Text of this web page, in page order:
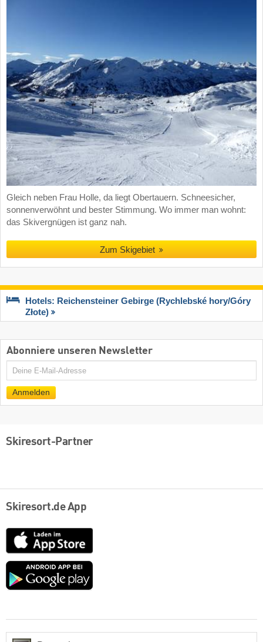
Gleich neben Frau Holle, da liegt Obertauern. Schneesicher,
sonnenverwöhnt und bester Stimmung. Wo immer man wohnt:
das Skivergnügen ist ganz nah.
Zum Skigebiet
Hotels: Reichensteiner Gebirge (Rychlebské hory/​Góry
Złote)
Abonniere unseren Newsletter
E-
Mail
Anmelden
Skiresort-Partner
Skiresort.de App
App
Store
Google